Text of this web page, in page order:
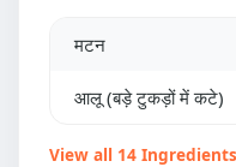
मटन
आलू (बड़े टुकड़ों में कटे)
View all 14 Ingredients